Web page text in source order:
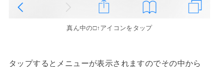
真ん中の□↑アイコンをタップ
タップするとメニューが表示されますのでその中から